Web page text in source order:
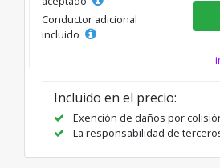
Conductor adicional
incluido
Incluido en el precio:
Exención de daños por
La responsabilidad de